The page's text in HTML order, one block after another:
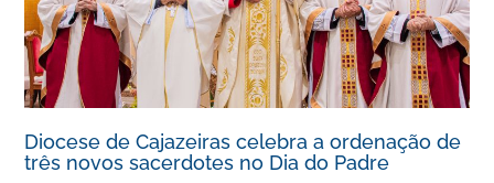
Diocese de Cajazeiras celebra a ordenação de
três novos sacerdotes no Dia do Padre